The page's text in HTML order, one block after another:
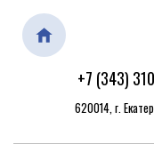
+7 (343)
620014, г.